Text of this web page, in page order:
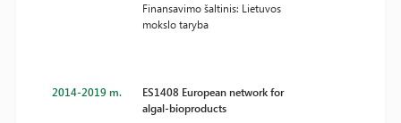
Finansavimo šaltinis: Lietuvos
mokslo taryba
2014-2019 m.
ES1408 European network for
algal-bioproducts